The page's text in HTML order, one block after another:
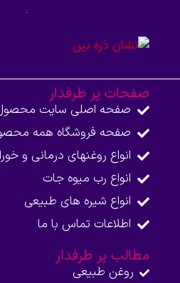
صفحات پر طرفدار
صفحه اصلی سایت
صفحه فروشگاه همه
انواع روغنهای درمانی و
انواع رب میوه جات
انواع شیره های طبیعی
اطلاعات تماس با ما​
مطالب پر طرفدار
روغن طبیعی